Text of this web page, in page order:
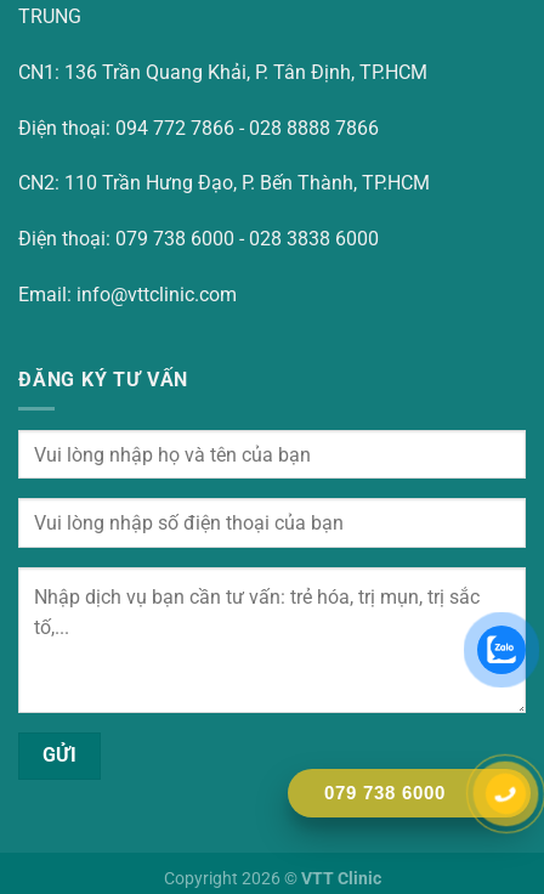
TRUNG
CN1: 136 Trần Quang Khải, P. Tân Định, TP.HCM
Điện thoại: 094 772 7866 - 028 8888 7866
CN2: 110 Trần Hưng Đạo, P. Bến Thành, TP.HCM
Điện thoại: 079 738 6000 - 028 3838 6000
Email: info@vttclinic.com
ĐĂNG KÝ TƯ VẤN
Copyright 2026 ©VTT Clinic
079 738 6000